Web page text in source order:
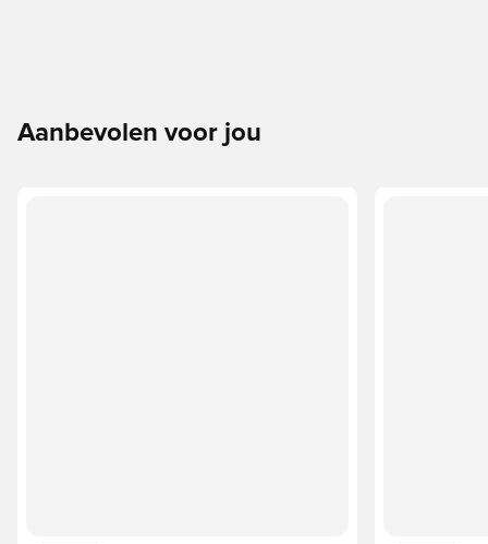
Aanbevolen voor jou